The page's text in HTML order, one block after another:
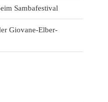
Sambafestival
Giovane-Elber-